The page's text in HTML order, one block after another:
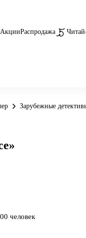
АкцииРаспродажа
Зарубежные
человек